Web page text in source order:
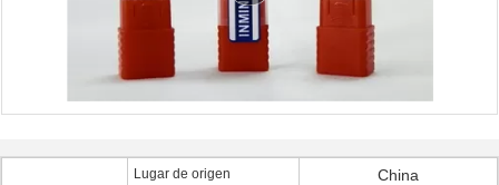
Lugar de origen China